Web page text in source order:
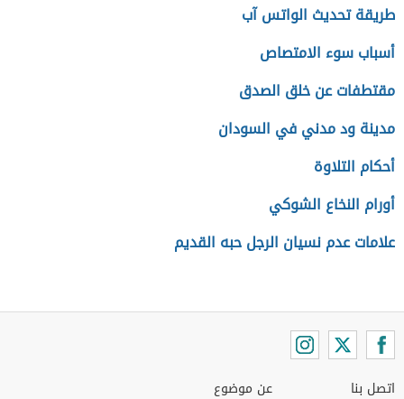
طريقة تحديث الواتس آب
أسباب سوء الامتصاص
مقتطفات عن خلق الصدق
مدينة ود مدني في السودان
أحكام التلاوة
أورام النخاع الشوكي
علامات عدم نسيان الرجل حبه القديم
اتصل بنا عن موضوع